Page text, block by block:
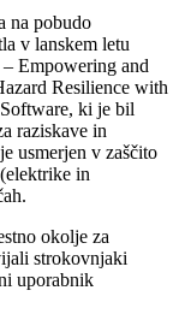
na pobudo
v lanskem letu
Empowering and
Resilience with
ki je bil
raziskave in
usmerjen v zaščito
in
okolje za
strokovnjaki
uporabnik